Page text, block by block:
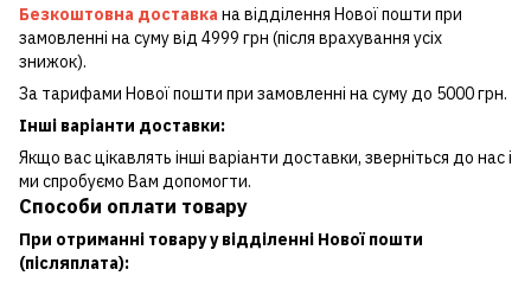
Безкоштовна доставка на відділення Нової пошти при
замовленні на суму від 4999 грн (після врахування усіх
знижок).
За тарифами Нової пошти при замовленні на суму до 5000 грн.
Інші варіанти доставки:
Якщо вас цікавлять інші варіанти доставки, зверніться до нас і
ми спробуємо Вам допомогти.
Способи оплати товару
При отриманні товару у відділенні Нової пошти
(післяплата):